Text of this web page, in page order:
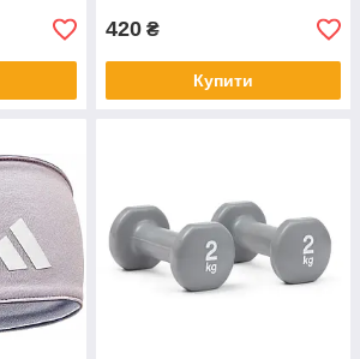
420 ₴
Купити